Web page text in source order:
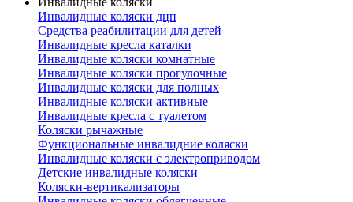
Инвалидные коляски дцп
Средства реабилитации для детей
Инвалидные кресла каталки
Инвалидные коляски комнатные
Инвалидные коляски прогулочные
Инвалидные коляски для полных
Инвалидные коляски активные
Инвалидные кресла с туалетом
Коляски рычажные
Функциональные инвалидние коляски
Инвалидные коляски с электроприводом
Детские инвалидные коляски
Коляски-вертикализаторы